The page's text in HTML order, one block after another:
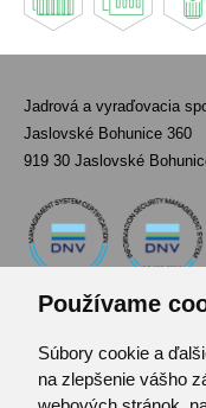
Používame
Súbory cookie a
na zlepšenie vášho
Jadrová a vyraďovacia
Jaslovské Bohunice 360
919 30 Jaslovské
Kontakt
Pozvánka do infocentra